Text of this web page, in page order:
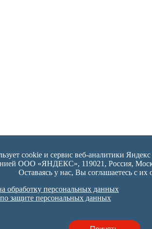
cookie и сервис веб-аналитики
ООО «ЯНДЕКС», 119021, Россия,
Оставаясь у нас, Вы соглашаетесь с их
обработку персональных данных
защите персональных данных